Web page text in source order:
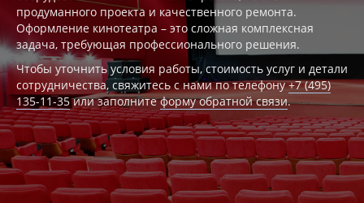
продуманного проекта и качественного ремонта.
Оформление кинотеатра – это сложная комплексная
задача, требующая профессионального решения.
Чтобы уточнить условия работы, стоимость услуг и детали
сотрудничества, свяжитесь с нами по телефону+7 (495)
135-11-35или заполнитеформу обратной связи.